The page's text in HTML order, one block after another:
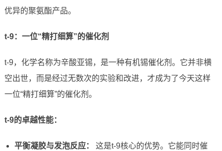
优异的聚氨酯产品。
t-9：一位“精打细算”的催化剂
t-9，化学名称为辛酸亚锡，是一种有机锡催化剂。它并非横
空出世，而是经过无数次的实验和改进，才成为了今天这样
一位“精打细算”的催化剂。
t-9的卓越性能：
平衡凝胶与发泡反应：
这是t-9核心的优势。它能同时催